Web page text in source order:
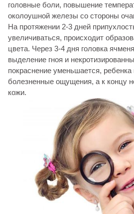
головные боли, повышение
околоушной железы со стороны
На протяжении 2-3 дней
увеличиваться, происходит
цвета. Через 3-4 дня головка
выделение гноя и
покраснение уменьшается,
болезненные ощущения, а к концу
кожи.